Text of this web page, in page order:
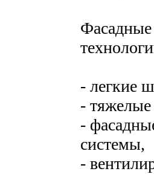
Фасадные
- легкие
-
-
системы,
-